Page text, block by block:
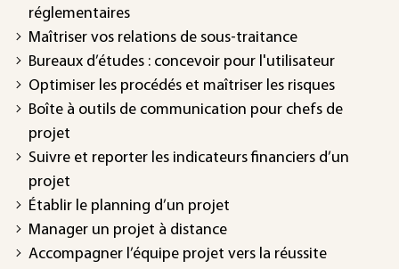
réglementaires
Maîtriser vos relations de sous-traitance
Bureaux d’études : concevoir pour l'utilisateur
Optimiser les procédés et maîtriser les risques
Boîte à outils de communication pour chefs de
projet
Suivre et reporter les indicateurs financiers d’un
projet
Établir le planning d’un projet
Manager un projet à distance
Accompagner l’équipe projet vers la réussite